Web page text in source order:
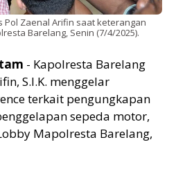
Pol Zaenal Arifin saat keterangan
Barelang, Senin (7/4/2025).
- Kapolresta Barelang
S.I.K. menggelar
terkait pengungkapan
sepeda motor,
Mapolresta Barelang,